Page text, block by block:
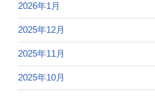
2026年1月
2025年12月
2025年11月
2025年10月